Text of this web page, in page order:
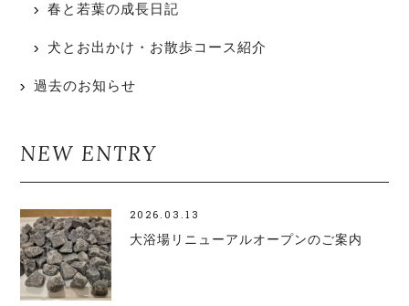
春と若葉の成長日記
犬とお出かけ・お散歩コース紹介
過去のお知らせ
NEW ENTRY
2026.03.13
大浴場リニューアルオープンのご案内